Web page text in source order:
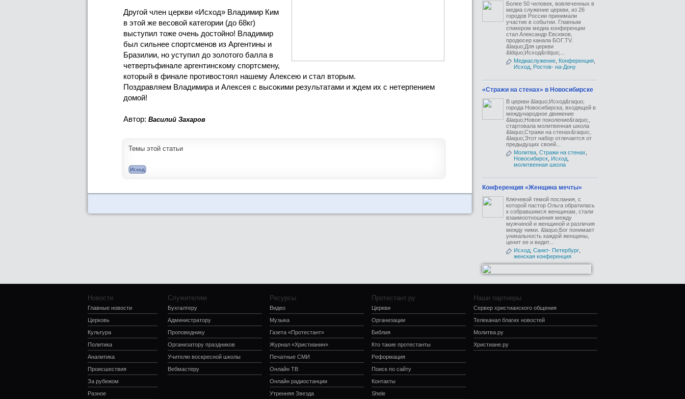
Другой член церкви «Исход» Владимир Ким
в этой же весовой категории (до 68кг)
выступил тоже очень достойно! Владимир
был сильнее спортсменов из Аргентины и
Бразилии, но уступил до золотого балла в
четвертьфинале аргентинскому спортсмену,
который в финале противостоял нашему Алексею и стал вторым.
Поздравляем Владимира и Алексея с высокими результатами и ждем их с нетерпением
домой!
Автор: Василий Захаров
Темы этой статьи
Исход
Более 50 человек, вовлеченных в
медиа служение церкви, из 26
городов России принимали
участие в событии. Главным
спикером медиа конференции
стал Александр Евсюков,
продюсер канала БОГ.TV.
&laquo;Для церкви
&ldquo;Исход&rdquo;...
Медиаслужение Конференция
Исход Ростов- на-Дону
«Стражи на стенах» в Новосибирске
В церкви &laquo;Исход&raquo;
города Новосибирска, входящей в
международное движение
&laquo;Новое поколение&raquo;,
стартовала молитвенная школа
&laquo;Стражи на стенах&raquo;.
&laquo;Этот набор отличается от
предыдущих своей...
Молитва Стражи на стенах
Новосибирск Исход
молитвенная школа
Конференция «Женщина мечты»
Ключевой темой послания, с
которой пастор Ольга обратилась
к собравшимся женщинам, стали
взаимоотношения между
мужчиной и женщиной и различия
между ними. &laquo;Бог понимает
уникальность каждой женщины,
ценит ее и видит...
Исход Санкт- Петербург
женская конференция
Новости
Главные новости
Церковь
Культура
Политика
Аналитика
Происшествия
За рубежом
Разное
Служителям
Бухгалтеру
Администратору
Проповеднику
Организатору праздников
Учителю воскресной школы
Вебмастеру
Ресурсы
Видео
Музыка
Газета «Протестант»
Журнал «Христианин»
Печатные СМИ
Онлайн ТВ
Онлайн радиостанции
Утренняя Звезда
Протестант.ру
Церкви
Организации
Библия
Кто такие протестанты
Реформация
Поиск по сайту
Контакты
Shele
Наши партнеры
Сервер христианского общения
Телеканал благих новостей
Молитва.ру
Христиане.ру